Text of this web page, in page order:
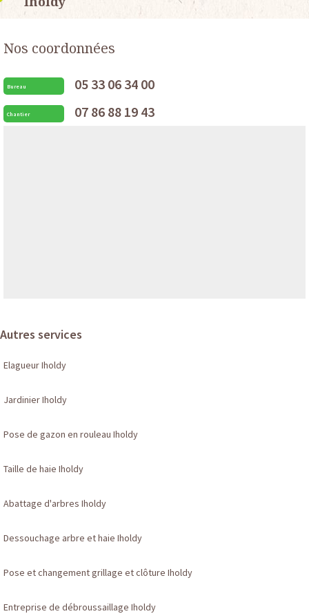
Nos coordonnées
Bureau 05 33 06 34 00
Chantier 07 86 88 19 43
Autres services
Elagueur Iholdy
Jardinier Iholdy
Pose de gazon en rouleau Iholdy
Taille de haie Iholdy
Abattage d'arbres Iholdy
Dessouchage arbre et haie Iholdy
Pose et changement grillage et clôture Iholdy
Entreprise de débroussaillage Iholdy